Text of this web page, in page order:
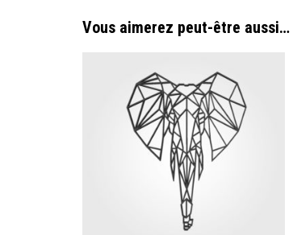
Vous aimerez peut-être aussi…